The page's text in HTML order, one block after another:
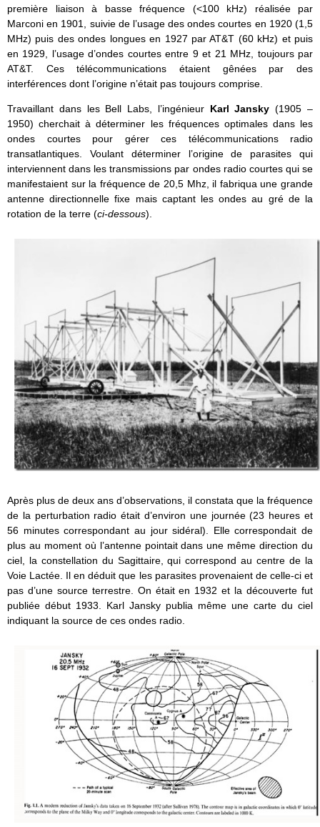
première liaison à basse fréquence (<100 kHz) réalisée par
Marconi en 1901, suivie de l’usage des ondes courtes en 1920 (1,5
MHz) puis des ondes longues en 1927 par AT&T (60 kHz) et puis
en 1929, l’usage d’ondes courtes entre 9 et 21 MHz, toujours par
AT&T. Ces télécommunications étaient gênées par des
interférences dont l’origine n’était pas toujours comprise.
Travaillant dans les Bell Labs, l’ingénieur Karl Jansky (1905 –
1950) cherchait à déterminer les fréquences optimales dans les
ondes courtes pour gérer ces télécommunications radio
transatlantiques. Voulant déterminer l’origine de parasites qui
interviennent dans les transmissions par ondes radio courtes qui se
manifestaient sur la fréquence de 20,5 Mhz, il fabriqua une grande
antenne directionnelle fixe mais captant les ondes au gré de la
rotation de la terre (ci-dessous).
Après plus de deux ans d’observations, il constata que la fréquence
de la perturbation radio était d’environ une journée (23 heures et
56 minutes correspondant au jour sidéral). Elle correspondait de
plus au moment où l’antenne pointait dans une même direction du
ciel, la constellation du Sagittaire, qui correspond au centre de la
Voie Lactée. Il en déduit que les parasites provenaient de celle-ci et
pas d’une source terrestre. On était en 1932 et la découverte fut
publiée début 1933. Karl Jansky publia même une carte du ciel
indiquant la source de ces ondes radio.